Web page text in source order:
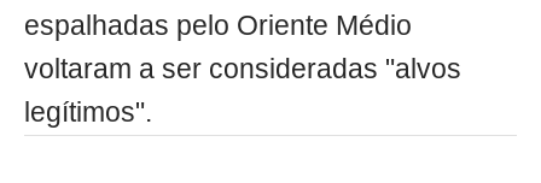
espalhadas pelo Oriente Médio
voltaram a ser consideradas "alvos
legítimos".